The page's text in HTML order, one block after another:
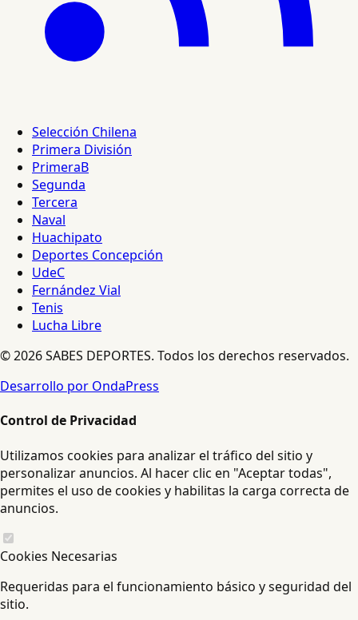
Selección Chilena
Primera División
PrimeraB
Segunda
Tercera
Naval
Huachipato
Deportes Concepción
UdeC
Fernández Vial
Tenis
Lucha Libre
© 2026 SABES DEPORTES. Todos los derechos reservados.
Desarrollo por OndaPress
Control de Privacidad
Utilizamos cookies para analizar el tráfico del sitio y
personalizar anuncios. Al hacer clic en "Aceptar todas",
permites el uso de cookies y habilitas la carga correcta de
anuncios.
Cookies Necesarias
Requeridas para el funcionamiento básico y seguridad del
sitio.